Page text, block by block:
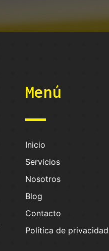
Menú
Inicio
Servicios
Nosotros
Blog
Contacto
Política de privacidad